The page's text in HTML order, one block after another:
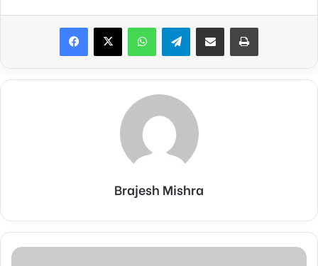
Facebook
X WhatsAppTelegramShare via Email Print
Brajesh Mishra
भाजपा